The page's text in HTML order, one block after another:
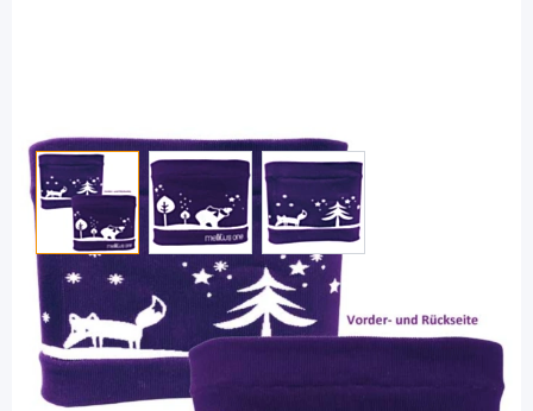
View larger imageView larger imageView larger image
mellitus one
Junior Belly one Bauchgurt S 57 - 63 cm
winterwonder polar lilac - für alle
Pumpen / 1 Stück